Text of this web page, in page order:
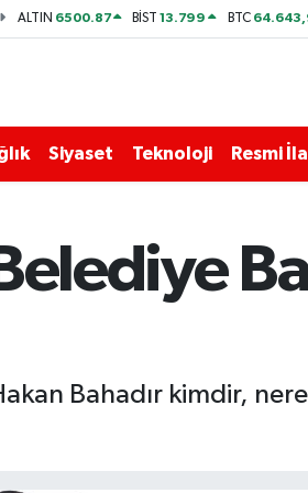
ALTIN 6500.87 BİST13.799 BTC
Siyaset Teknoloji Resmi
Bahadır kimdir,